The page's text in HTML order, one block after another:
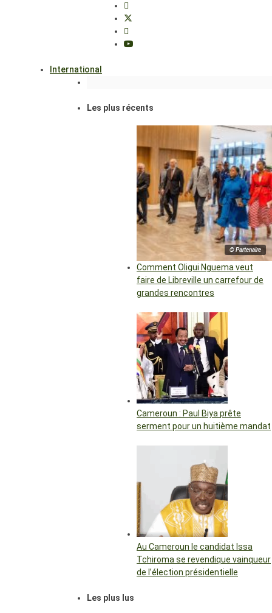
International
Les plus récents
© Partenaire
Comment Oligui Nguema veut
faire de Libreville un carrefour de
grandes rencontres
Cameroun : Paul Biya prête
serment pour un huitième mandat
Au Cameroun le candidat Issa
Tchiroma se revendique vainqueur
de l’élection présidentielle
Les plus lus